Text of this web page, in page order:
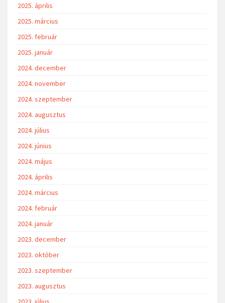
2025. április
2025. március
2025. február
2025. január
2024. december
2024. november
2024. szeptember
2024. augusztus
2024. július
2024. június
2024. május
2024. április
2024. március
2024. február
2024. január
2023. december
2023. október
2023. szeptember
2023. augusztus